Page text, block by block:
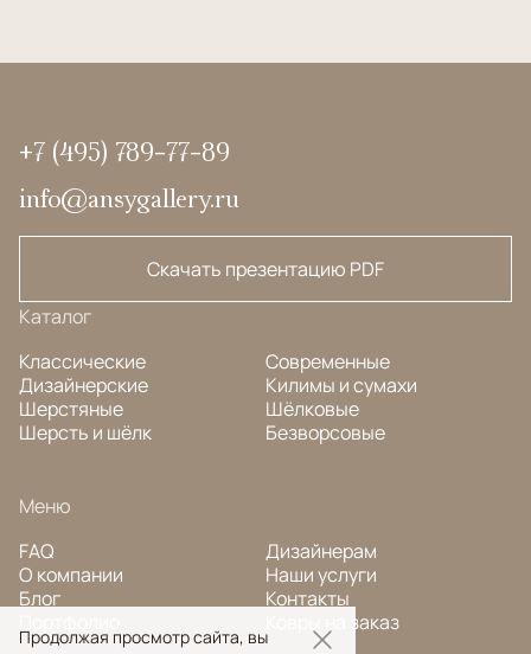
+7 (495) 789-77-89
info@ansygallery.ru
Скачать презентацию PDF
Каталог
Классические
Дизайнерские
Шерстяные
Шерсть и шёлк
Современные
Килимы и сумахи
Шёлковые
Безворсовые
Меню
FAQ
О компании
Блог
Дизайнерам
Наши услуги
Контакты
Ковры на заказ
Продолжая просмотр сайта, вы